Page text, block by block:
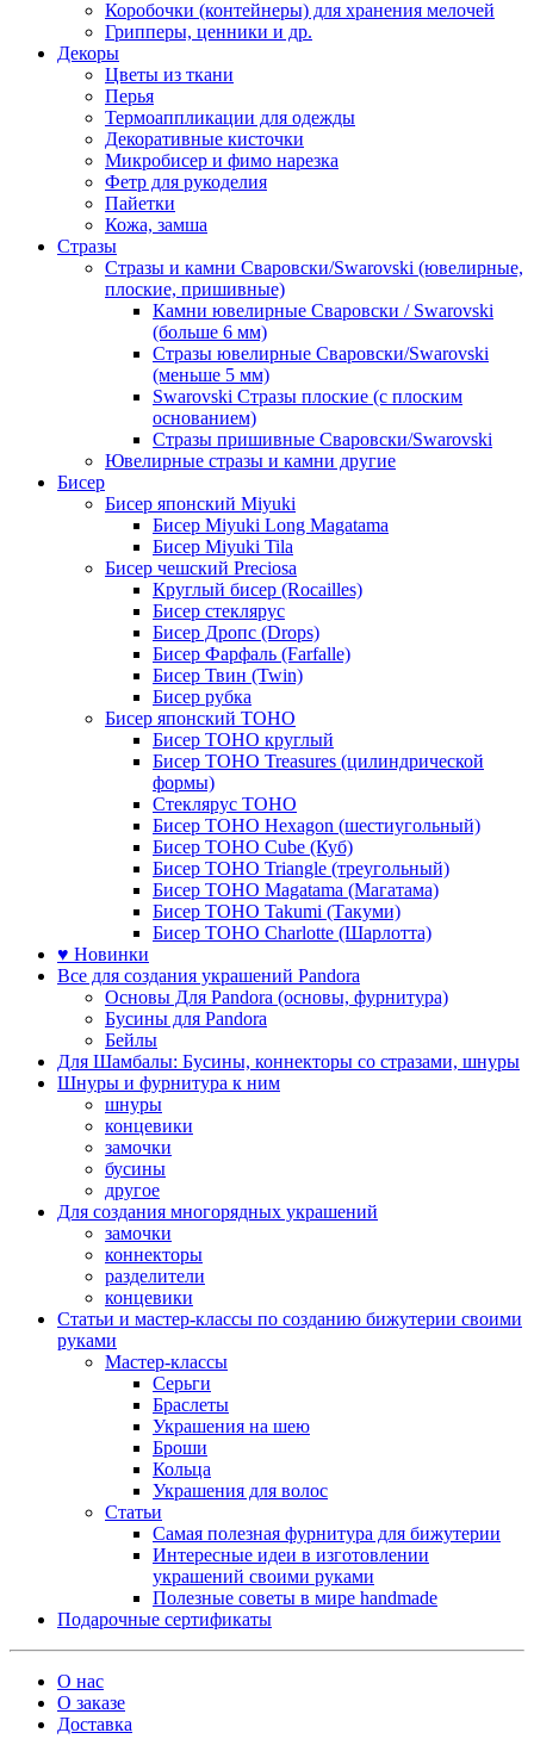
Коробочки (контейнеры) для хранения мелочей
Грипперы, ценники и др.
Декоры
Цветы из ткани
Перья
Термоаппликации для одежды
Декоративные кисточки
Микробисер и фимо нарезка
Фетр для рукоделия
Пайетки
Кожа, замша
Стразы
Стразы и камни Сваровски/Swarovski (ювелирные,
плоские, пришивные)
Камни ювелирные Сваровски / Swarovski
(больше 6 мм)
Стразы ювелирные Сваровски/Swarovski
(меньше 5 мм)
Swarovski Стразы плоские (с плоским
основанием)
Стразы пришивные Сваровски/Swarovski
Ювелирные стразы и камни другие
Бисер
Бисер японский Miyuki
Бисер Miyuki Long Magatama
Бисер Miyuki Tila
Бисер чешский Preciosa
Круглый бисер (Rocailles)
Бисер стеклярус
Бисер Дропс (Drops)
Бисер Фарфаль (Farfalle)
Бисер Твин (Twin)
Бисер рубка
Бисер японский TOHO
Бисер TOHO круглый
Бисер TOHO Treasures (цилиндрической
формы)
Стеклярус TOHO
Бисер TOHO Hexagon (шестиугольный)
Бисер TOHO Cube (Куб)
Бисер TOHO Triangle (треугольный)
Бисер TOHO Magatama (Магатама)
Бисер TOHO Takumi (Такуми)
Бисер TOHO Charlotte (Шарлотта)
♥ Новинки
Все для создания украшений Pandora
Основы Для Pandora (основы, фурнитура)
Бусины для Pandora
Бейлы
Для Шамбалы: Бусины, коннекторы со стразами, шнуры
Шнуры и фурнитура к ним
шнуры
концевики
замочки
бусины
другое
Для создания многорядных украшений
замочки
коннекторы
разделители
концевики
Статьи и мастер-классы по созданию бижутерии своими
руками
Мастер-классы
Серьги
Браслеты
Украшения на шею
Броши
Кольца
Украшения для волос
Статьи
Самая полезная фурнитура для бижутерии
Интересные идеи в изготовлении
украшений своими руками
Полезные советы в мире handmade
Подарочные сертификаты
О нас
О заказе
Доставка